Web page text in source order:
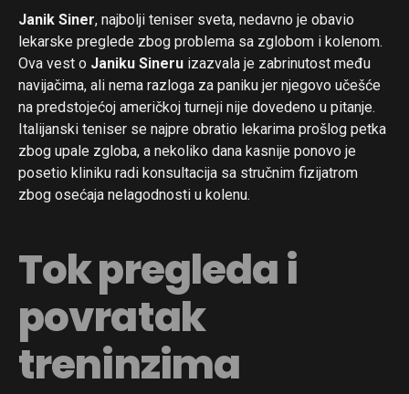
Janik Siner, najbolji teniser sveta, nedavno je obavio
lekarske preglede zbog problema sa zglobom i kolenom.
Ova vest o Janiku Sineru izazvala je zabrinutost među
navijačima, ali nema razloga za paniku jer njegovo učešće
na predstojećoj američkoj turneji nije dovedeno u pitanje.
Italijanski teniser se najpre obratio lekarima prošlog petka
zbog upale zgloba, a nekoliko dana kasnije ponovo je
posetio kliniku radi konsultacija sa stručnim fizijatrom
zbog osećaja nelagodnosti u kolenu.
Tok pregleda i
povratak
treninzima